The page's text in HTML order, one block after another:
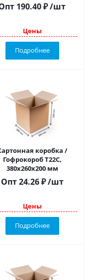
190.40₽/шт
Цены
Подробнее
коробка /
Гофрокороб Т22C,
380х260х200 мм
Опт24.26 ₽ /шт
Цены
Подробнее